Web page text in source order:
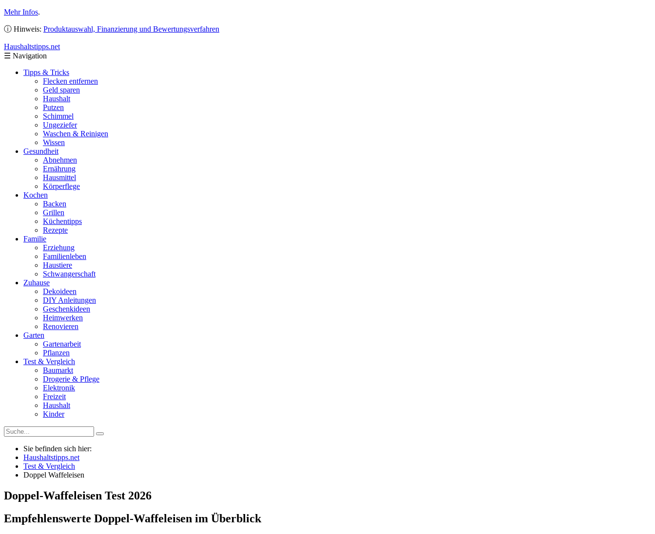
Mehr Infos.
ⓘ Hinweis: Produktauswahl, Finanzierung und Bewertungsverfahren
Haushaltstipps.net
☰ Navigation
Tipps & Tricks
Flecken entfernen
Geld sparen
Haushalt
Putzen
Schimmel
Ungeziefer
Waschen & Reinigen
Wissen
Gesundheit
Abnehmen
Ernährung
Hausmittel
Körperflege
Kochen
Backen
Grillen
Küchentipps
Rezepte
Familie
Erziehung
Familienleben
Haustiere
Schwangerschaft
Zuhause
Dekoideen
DIY Anleitungen
Geschenkideen
Heimwerken
Renovieren
Garten
Gartenarbeit
Pflanzen
Test & Vergleich
Baumarkt
Drogerie & Pflege
Elektronik
Freizeit
Haushalt
Kinder
Sie befinden sich hier:
Haushaltstipps.net
Test & Vergleich
Doppel Waffeleisen
Doppel-Waffeleisen Test 2026
Empfehlenswerte Doppel-Waffeleisen im Überblick